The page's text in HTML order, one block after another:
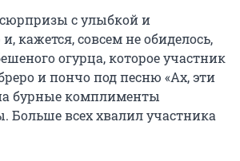
с улыбкой и
кажется, совсем не обиделось,
огурца, которое участник
и пончо под песню «Ах, эти
бурные комплименты
Больше всех хвалил участника